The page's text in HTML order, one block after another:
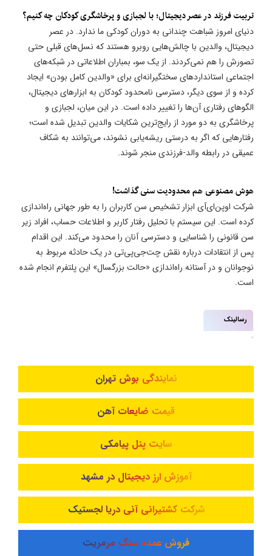
تربیت فرزند در عصر دیجیتال؛ با لجبازی و پرخاشگری کودکان چه کنیم؟
دنیای امروز شباهت چندانی به دوران کودکی ما ندارد. در عصر
دیجیتال، والدین با چالش‌هایی روبرو هستند که نسل‌های قبلی حتی
تصورش را هم نمی‌کردند. از یک سو، بمباران اطلاعاتی در شبکه‌های
اجتماعی استانداردهای سختگیرانه‌ای برای «والدین کامل بودن» ایجاد
کرده و از سوی دیگر، دسترسی نامحدود کودکان به ابزارهای دیجیتال،
الگوهای رفتاری آن‌ها را تغییر داده است. در این میان، لجبازی و
پرخاشگری به دو مورد از رایج‌ترین شکایات والدین تبدیل شده است؛
رفتارهایی که اگر به درستی ریشه‌یابی نشوند، می‌توانند به شکاف
عمیقی در رابطه والد-فرزندی منجر شوند.
هوش مصنوعی هم محدودیت سنی گذاشت!
شرکت اوپن‌ای‌آی ابزار تشخیص سن کاربران را به طور جهانی راه‌اندازی
کرده است. این سیستم با تحلیل رفتار کاربر و اطلاعات حساب، افراد زیر
سن قانونی را شناسایی و دسترسی آنان را محدود می‌کند. این اقدام
پس از انتقادات درباره نقش چت‌جی‌پی‌تی در یک حادثه مربوط به
نوجوانان و در آستانه راه‌اندازی «حالت بزرگسال» این پلتفرم انجام شده
است.
رسالینک
نمایندگی بوش تهران
قیمت ضایعات آهن
سایت پنل پیامکی
آموزش ارز دیجیتال در مشهد
شرکت کشتیرانی آنی دریا لجستیک
فروش عمده سنگ مرمریت